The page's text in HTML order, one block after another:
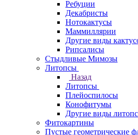
Ребуции
Декабристы
Нотокактусы
Маммиллярии
Другие виды
Рипсалисы
Стыдливые Мимозы
Литопсы
Назад
Литопсы
Плейоспилосы
Конофитумы
Другие виды
Фитокартины
Пустые геометрические